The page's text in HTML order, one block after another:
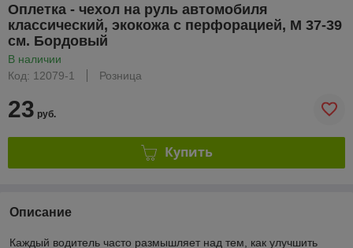
Оплетка - чехол на руль автомобиля
классический, экокожа с перфорацией, М 37-39
см. Бордовый
В наличии
Код: 12079-1
Розница
23 руб.
Купить
Описание
Каждый водитель часто размышляет над тем, как улучшить